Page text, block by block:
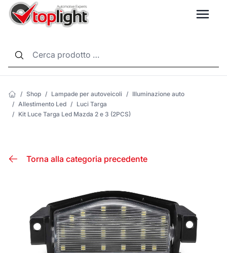
/ Shop / Lampade per autoveicoli / Illuminazione auto
/ Allestimento Led / Luci Targa
/ Kit Luce Targa Led Mazda 2 e 3 (2PCS)
Torna alla categoria precedente